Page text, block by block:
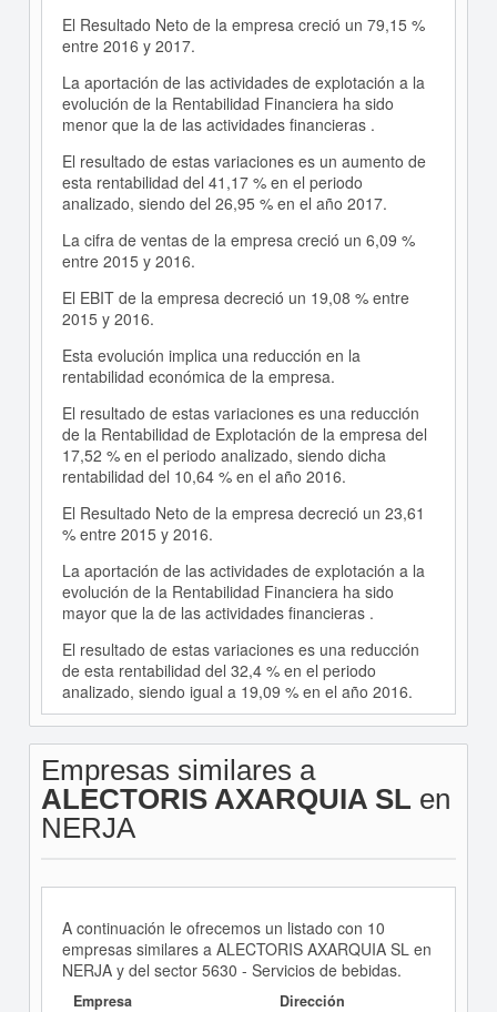
El Resultado Neto de la empresa creció un 79,15 %
entre 2016 y 2017.
La aportación de las actividades de explotación a la
evolución de la Rentabilidad Financiera ha sido
menor que la de las actividades financieras .
El resultado de estas variaciones es un aumento de
esta rentabilidad del 41,17 % en el periodo
analizado, siendo del 26,95 % en el año 2017.
La cifra de ventas de la empresa creció un 6,09 %
entre 2015 y 2016.
El EBIT de la empresa decreció un 19,08 % entre
2015 y 2016.
Esta evolución implica una reducción en la
rentabilidad económica de la empresa.
El resultado de estas variaciones es una reducción
de la Rentabilidad de Explotación de la empresa del
17,52 % en el periodo analizado, siendo dicha
rentabilidad del 10,64 % en el año 2016.
El Resultado Neto de la empresa decreció un 23,61
% entre 2015 y 2016.
La aportación de las actividades de explotación a la
evolución de la Rentabilidad Financiera ha sido
mayor que la de las actividades financieras .
El resultado de estas variaciones es una reducción
de esta rentabilidad del 32,4 % en el periodo
analizado, siendo igual a 19,09 % en el año 2016.
Empresas similares a
ALECTORIS AXARQUIA SL en
NERJA
A continuación le ofrecemos un listado con 10
empresas similares a ALECTORIS AXARQUIA SL en
NERJA y del sector 5630 - Servicios de bebidas.
Empresa
Dirección